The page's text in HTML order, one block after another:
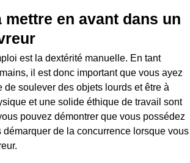
en avant dans un
est la dextérité manuelle. En tant
il est donc important que vous ayez
soulever des objets lourds et être à
et une solide éthique de travail sont
pouvez démontrer que vous possédez
de la concurrence lorsque vous